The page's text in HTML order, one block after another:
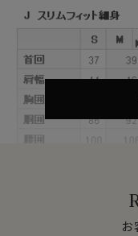
サラッとした肌ざわり
ナチュラルなストレッチ
見た目はきちんと見
ラックス。
オールシーズン快適な
サラッとした肌ざわ
なる新感覚ノーストレ
吸わない・汗でぬれ
ことが挙げられます。お